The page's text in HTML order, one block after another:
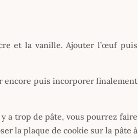
et la vanille. Ajouter l’œuf puis
encore puis incorporer finalement
y a trop de pâte, vous pourrez faire
la plaque de cookie sur la pâte à